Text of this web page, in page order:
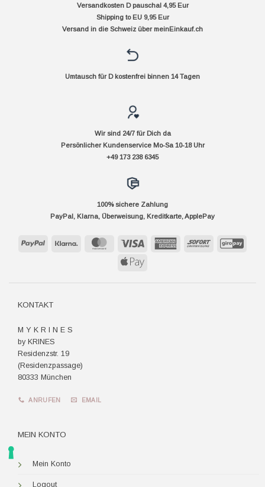
Versandkosten D pauschal 4,95 Eur
Shipping to EU 9,95 Eur
Versand in die Schweiz über meinEinkauf.ch
Umtausch für D kostenfrei binnen 14 Tagen
Wir sind 24/7 für Dich da
Persönlicher Kundenservice Mo-Sa 10-18 Uhr
+49 173 238 6345
100% sichere Zahlung
PayPal, Klarna, Überweisung, Kreditkarte, ApplePay
PayPal Klarna MasterCard Visa
AmericanSofort
Apple
KONTAKT
M Y K R I N E S
by KRINES
Residenzstr. 19
(Residenzpassage)
80333 München
ANRUFEN EMAIL
MEIN KONTO
Mein Konto
Logout